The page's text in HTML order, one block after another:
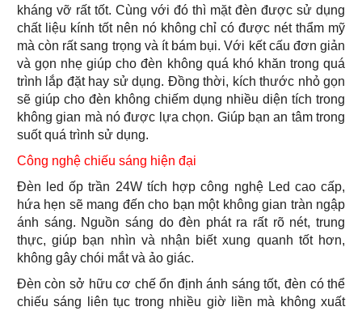
kháng vỡ rất tốt. Cùng với đó thì mặt đèn được sử dụng
chất liệu kính tốt nên nó không chỉ có được nét thẩm mỹ
mà còn rất sang trọng và ít bám bụi. Với kết cấu đơn giản
và gọn nhẹ giúp cho đèn không quá khó khăn trong quá
trình lắp đặt hay sử dụng. Đồng thời, kích thước nhỏ gọn
sẽ giúp cho đèn không chiếm dụng nhiều diện tích trong
không gian mà nó được lựa chọn. Giúp bạn an tâm trong
suốt quá trình sử dụng.
Công nghệ chiếu sáng hiện đại
Đèn led ốp trần 24W tích hợp công nghệ Led cao cấp,
hứa hẹn sẽ mang đến cho bạn một không gian tràn ngập
ánh sáng. Nguồn sáng do đèn phát ra rất rõ nét, trung
thực, giúp bạn nhìn và nhận biết xung quanh tốt hơn,
không gây chói mắt và ảo giác.
Đèn còn sở hữu cơ chế ổn định ánh sáng tốt, đèn có thể
chiếu sáng liên tục trong nhiều giờ liền mà không xuất